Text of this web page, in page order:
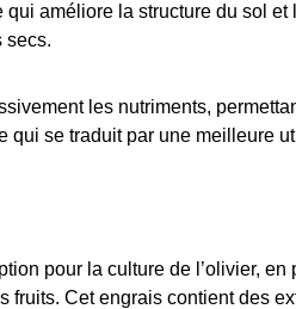
améliore la structure du sol et
secs.
les nutriments,
se traduit par une meilleure
pour la culture de l’olivier,
Cet engrais contient des